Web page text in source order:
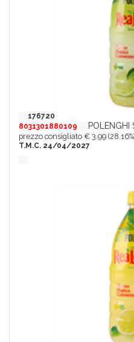
176720
8031301880109
POLENGHI
prezzo consigliato € 3.99
T.M.C. 24/04/2027